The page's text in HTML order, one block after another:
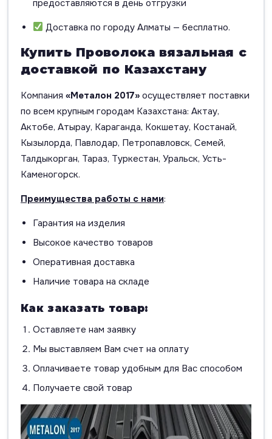
предоставляются в день отгрузки
Доставка по городу Алматы — бесплатно.
Купить Проволока вязальная с
доставкой по Казахстану
Компания «Металон 2017» осуществляет поставки
по всем крупным городам Казахстана: Актау,
Актобе, Атырау, Караганда, Кокшетау, Костанай,
Кызылорда, Павлодар, Петропавловск, Семей,
Талдыкорган, Тараз, Туркестан, Уральск, Усть-
Каменогорск.
Преимущества работы с нами:
Гарантия на изделия
Высокое качество товаров
Оперативная доставка
Наличие товара на складе
Как заказать товар:
Оставляете нам заявку
Мы выставляем Вам счет на оплату
Оплачиваете товар удобным для Вас способом
Получаете свой товар